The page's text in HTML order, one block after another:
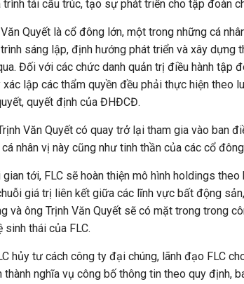
trình tái cấu trúc, tạo sự phát triển cho tập đoàn
Quyết là cổ đông lớn, một trong những cá
sáng lập, định hướng phát triển và xây dựng
Đối với các chức danh quản trị điều hành tập
xác lập các thẩm quyền đều phải thực hiện theo
quyết định của ĐHĐCĐ.
Văn Quyết có quay trở lại tham gia vào ban
nhân vị này cũng như tinh thần của các cổ
gian tới, FLC sẽ hoàn thiện mô hình holdings
giá trị liên kết giữa các lĩnh vực bất động
và ông Trịnh Văn Quyết sẽ có mặt trong trong
sinh thái của FLC.
hủy tư cách công ty đại chúng, lãnh đạo FLC
thành nghĩa vụ công bố thông tin theo quy định,